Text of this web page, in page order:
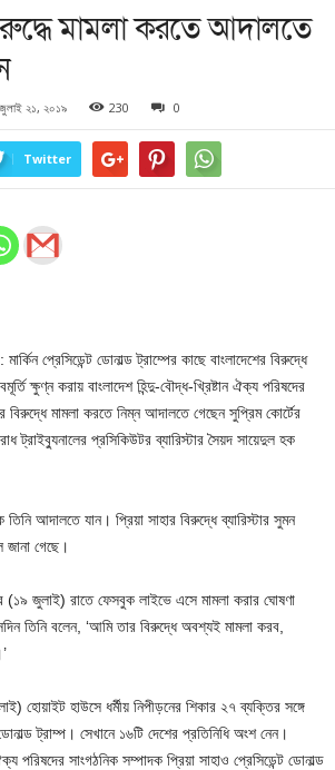
মামলা করতে আদালতে
জুলাই ২১, ২০১৯ 230 0
Twitter
প্রেসিডেন্ট ডোনাল্ড ট্রাম্পের কাছে বাংলাদেশের বিরুদ্ধে
ক্ষুণ্ন করায় বাংলাদেশ হিন্দু-বৌদ্ধ-খ্রিষ্টান ঐক্য পরিষদের
বিরুদ্ধে মামলা করতে নিম্ন আদালতে গেছেন সুপ্রিম কোর্টের
ট্রাইব্যুনালের প্রসিকিউটর ব্যারিস্টার সৈয়দ সায়েদুল হক
আদালতে যান। প্রিয়া সাহার বিরুদ্ধে ব্যারিস্টার সুমন
জানা গেছে।
জুলাই) রাতে ফেসবুক লাইভে এসে মামলা করার ঘোষণা
তিনি বলেন, ‘আমি তার বিরুদ্ধে অবশ্যই মামলা করব,
হোয়াইট হাউসে ধর্মীয় নিপীড়নের শিকার ২৭ ব্যক্তির সঙ্গে
ট্রাম্প। সেখানে ১৬টি দেশের প্রতিনিধি অংশ নেন।
পরিষদের সাংগঠনিক সম্পাদক প্রিয়া সাহাও প্রেসিডেন্ট ডোনাল্ড